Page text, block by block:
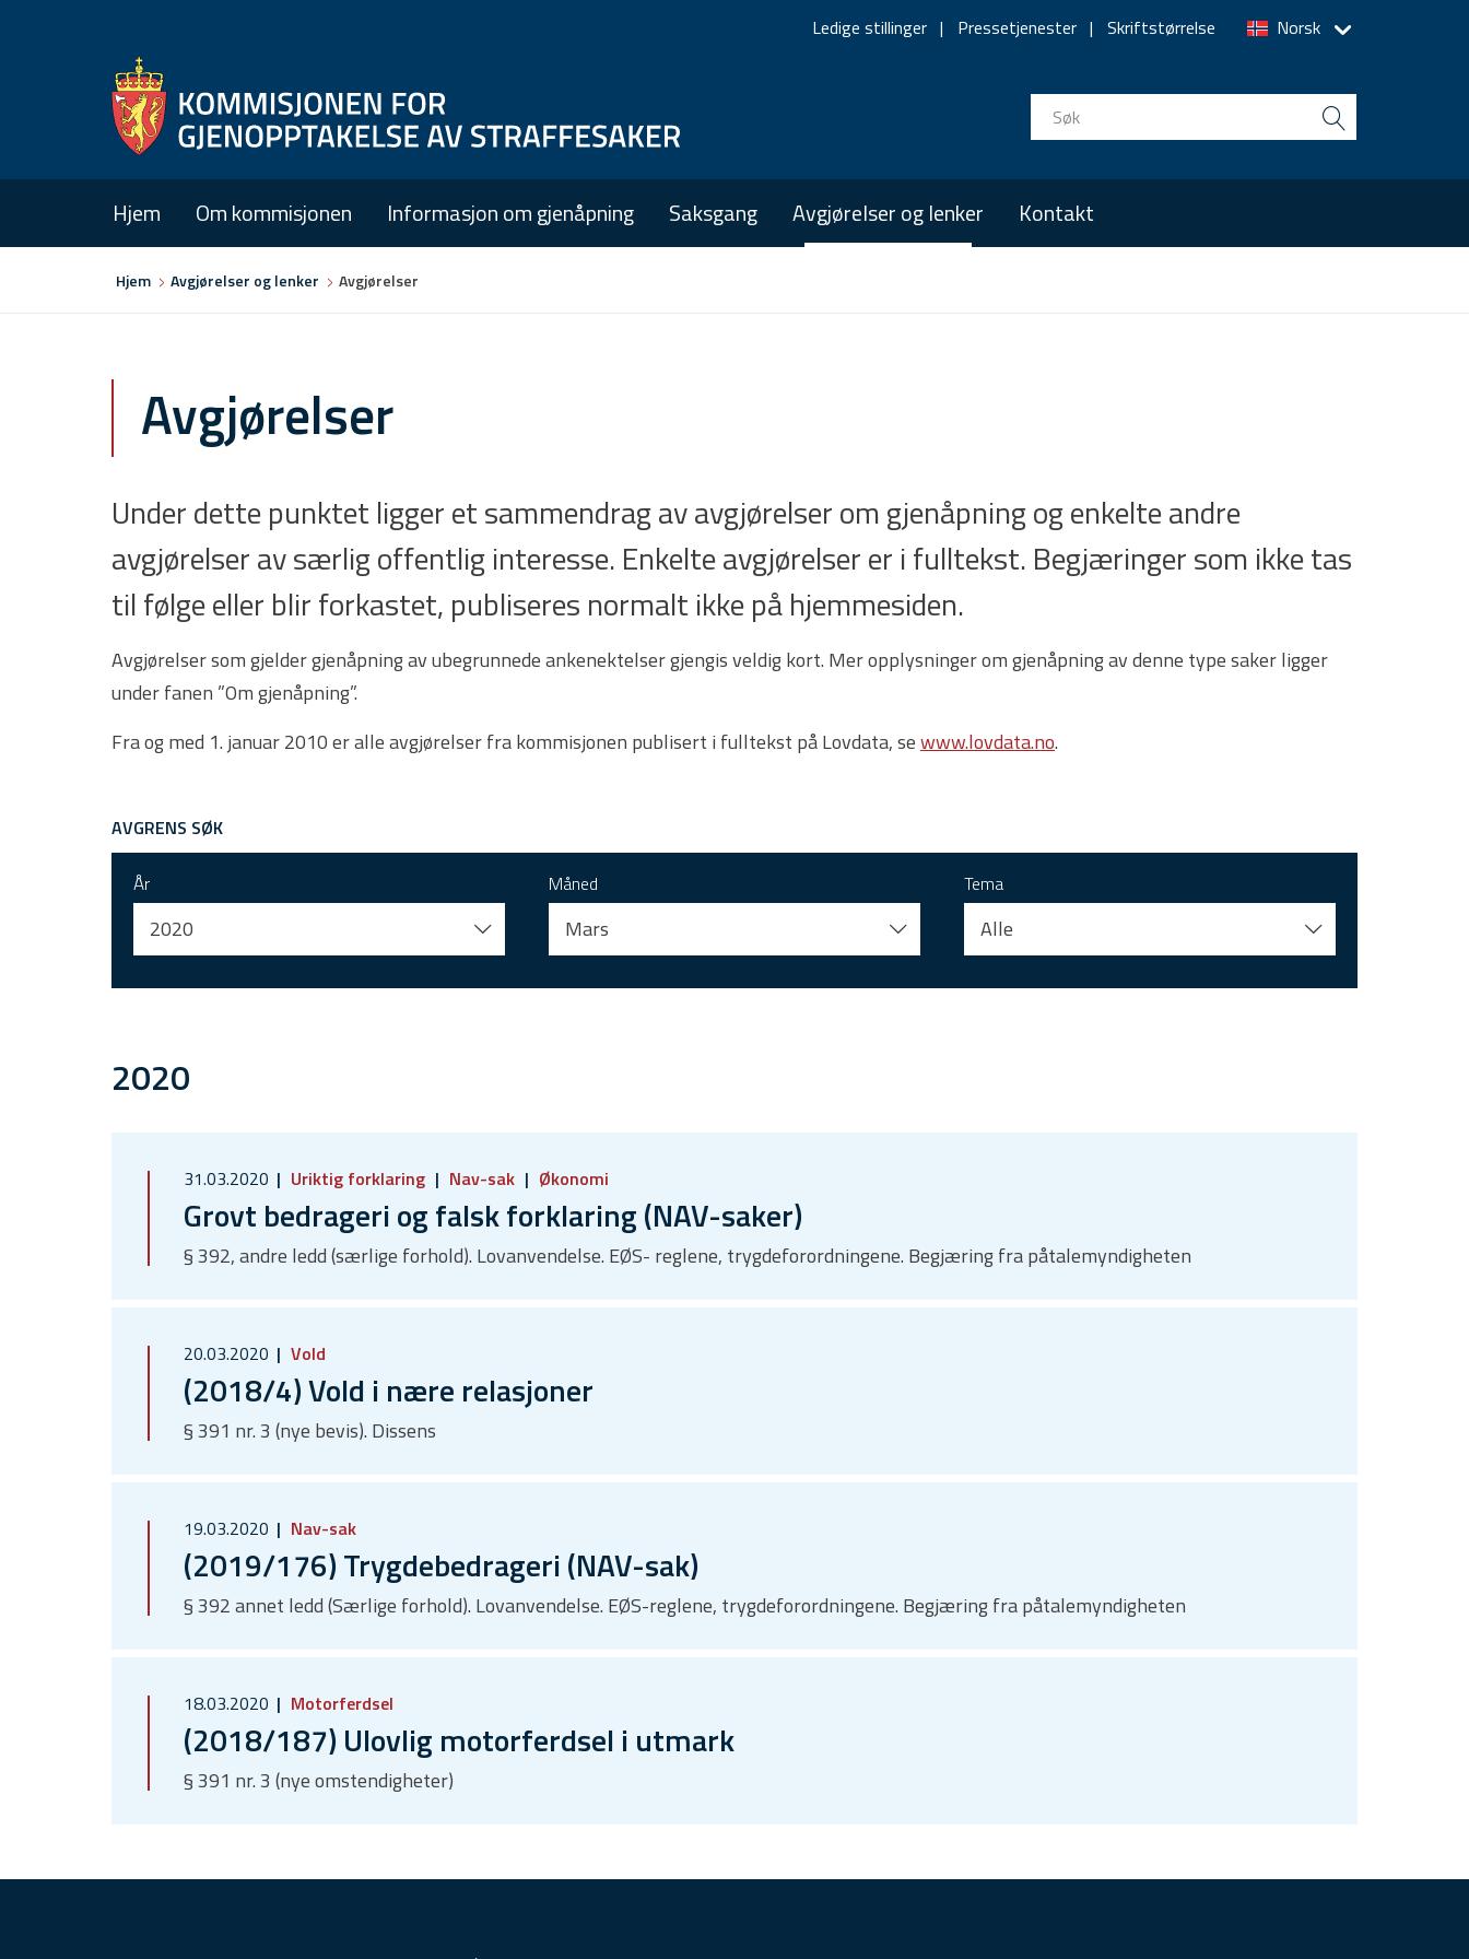
navigation
Norsk
Ledige stillinger Pressetjenester Skriftstørrelse
Hjem Om kommisjonen Informasjon om gjenåpning Saksgang Avgjørelser og lenker Kontakt
Hjem Avgjørelser og lenker Avgjørelser
Avgjørelser
Under dette punktet ligger et sammendrag av avgjørelser om gjenåpning og enkelte andre
avgjørelser av særlig offentlig interesse. Enkelte avgjørelser er i fulltekst. Begjæringer som ikke tas
til følge eller blir forkastet, publiseres normalt ikke på hjemmesiden.
Avgjørelser som gjelder gjenåpning av ubegrunnede ankenektelser gjengis veldig kort. Mer opplysninger om gjenåpning av denne type saker ligger
under fanen ”Om gjenåpning”.
Fra og med 1. januar 2010 er alle avgjørelser fra kommisjonen publisert i fulltekst på Lovdata, sewww.lovdata.no.
AVGRENS SØK
År
2020
Måned
Mars
Tema
Alle
2020
31.03.2020 Uriktig forklaring Nav-sak Økonomi
Grovt bedrageri og falsk forklaring (NAV-saker)
§ 392, andre ledd (særlige forhold). Lovanvendelse. EØS- reglene, trygdeforordningene. Begjæring fra påtalemyndigheten
20.03.2020 Vold
(2018/4) Vold i nære relasjoner
§ 391 nr. 3 (nye bevis). Dissens
19.03.2020 Nav-sak
(2019/176) Trygdebedrageri (NAV-sak)
§ 392 annet ledd (Særlige forhold). Lovanvendelse. EØS-reglene, trygdeforordningene. Begjæring fra påtalemyndigheten
18.03.2020 Motorferdsel
(2018/187) Ulovlig motorferdsel i utmark
§ 391 nr. 3 (nye omstendigheter)